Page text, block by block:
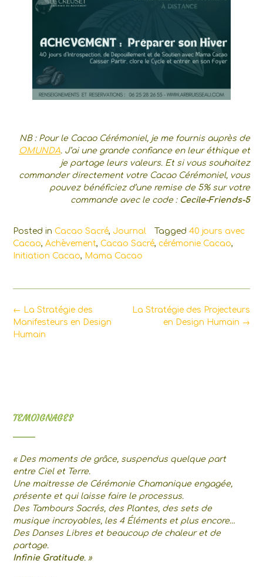
NB : Pour le Cacao Cérémoniel, je me fournis auprès de
OMUNDA. J’ai une grande confiance en leur éthique et
je partage leurs valeurs. Et si vous souhaitez
commander directement votre Cacao Cérémoniel, vous
pouvez bénéficiez d’une remise de 5% sur votre
commande avec le code : Cecile-Friends-5
Posted in Cacao Sacré, Journal Tagged 40 jours avec
Cacao, Achèvement, Cacao Sacré, cérémonie Cacao,
Initiation Cacao, Mama Cacao
Post
navigation
La Stratégie des Projecteurs
en Design Humain →
←
La Stratégie des
Manifesteurs en Design
Humain
TEMOIGNAGES
« Des moments de grâce, suspendus quelque part
entre Ciel et Terre.
Une maitresse de Cérémonie Chamanique engagée,
présente et qui laisse faire le processus.
Des Tambours Sacrés, des Plantes, des sets de
musique incroyables, les 4 Éléments et plus encore…
Des Danses Libres et beaucoup de chaleur et de
partage.
Infinie Gratitude. »